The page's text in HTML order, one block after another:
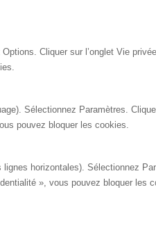
Cliquer sur l’onglet Vie
Sélectionnez Paramètres.
pouvez bloquer les cookies.
horizontales). Sélectionnez
», vous pouvez bloquer les